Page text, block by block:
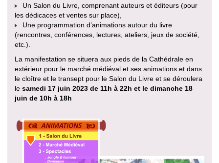
Un Salon du Livre, comprenant auteurs et éditeurs (pour
les dédicaces et ventes sur place),
Une programmation d’animations autour du livre
(rencontres, conférences, lectures, ateliers, jeux de société,
etc.).
La manifestation se situera aux pieds de la Cathédrale en
extérieur pour le marché médiéval et ses animations et dans
le cloître et le transept pour le Salon du Livre et se déroulera
le samedi 17 juin 2023 de 11h à 22h et le dimanche 18
juin de 10h à 18h